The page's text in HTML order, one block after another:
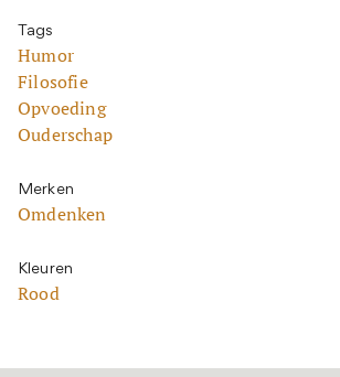
Tags
Humor
Filosofie
Opvoeding
Ouderschap
Merken
Omdenken
Kleuren
Rood